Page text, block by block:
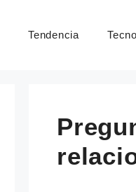
Tendencia